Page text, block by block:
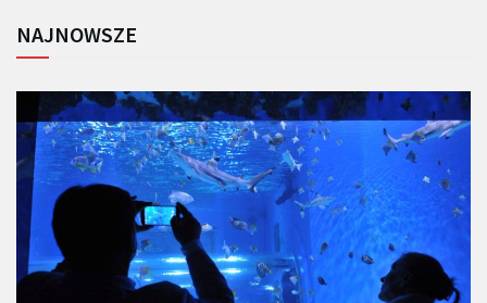
NAJNOWSZE